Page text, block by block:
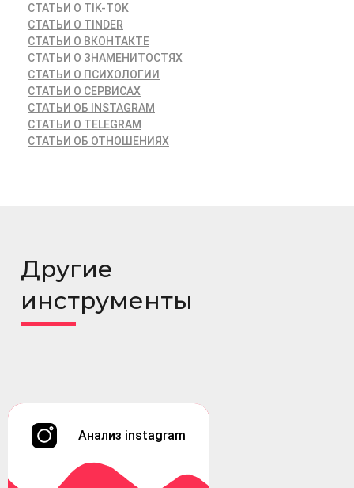
СТАТЬИ О TIK-TOK
СТАТЬИ О TINDER
СТАТЬИ О ВКОНТАКТЕ
СТАТЬИ О ЗНАМЕНИТОСТЯХ
СТАТЬИ О ПСИХОЛОГИИ
СТАТЬИ О СЕРВИСАХ
СТАТЬИ ОБ INSTAGRAM
СТАТЬИ О TELEGRAM
СТАТЬИ ОБ ОТНОШЕНИЯХ
Другие
инструменты
Анализ instagram